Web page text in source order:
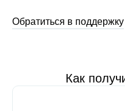
Обратиться в поддержку
Как